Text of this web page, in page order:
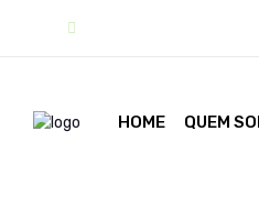
HOME QUEM